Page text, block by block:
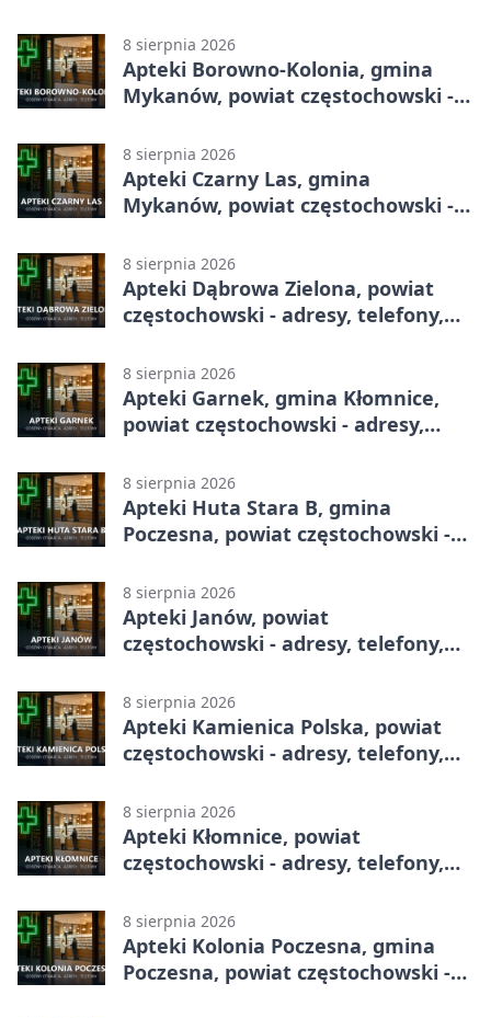
8 sierpnia 2026
Apteki Borowno-Kolonia, gmina
Mykanów, powiat częstochowski -
8 sierpnia 2026
Apteki Czarny Las, gmina
Mykanów, powiat częstochowski -
8 sierpnia 2026
Apteki Dąbrowa Zielona, powiat
częstochowski - adresy, telefony,
8 sierpnia 2026
Apteki Garnek, gmina Kłomnice,
powiat częstochowski - adresy,
8 sierpnia 2026
Apteki Huta Stara B, gmina
Poczesna, powiat częstochowski -
8 sierpnia 2026
Apteki Janów, powiat
częstochowski - adresy, telefony,
8 sierpnia 2026
Apteki Kamienica Polska, powiat
częstochowski - adresy, telefony,
8 sierpnia 2026
Apteki Kłomnice, powiat
częstochowski - adresy, telefony,
8 sierpnia 2026
Apteki Kolonia Poczesna, gmina
Poczesna, powiat częstochowski -